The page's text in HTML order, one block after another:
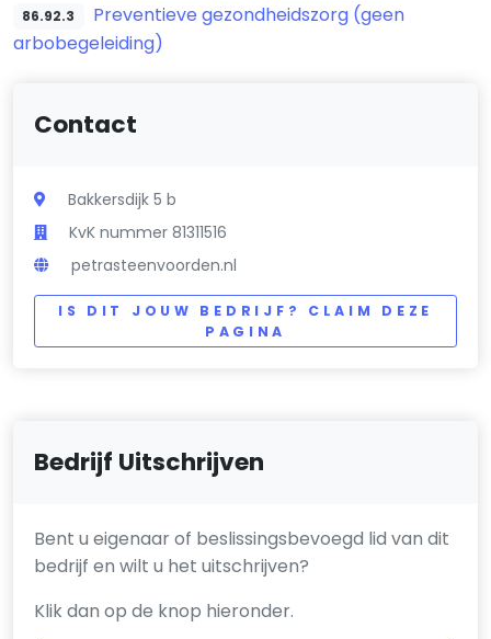
86.92.3
Preventieve gezondheidszorg (geen
arbobegeleiding)
Contact
Bakkersdijk 5 b
KvK nummer 81311516
petrasteenvoorden.nl
IS DIT JOUW BEDRIJF? CLAIM DEZE
PAGINA
Bedrijf Uitschrijven
Bent u eigenaar of beslissingsbevoegd lid van dit
bedrijf en wilt u het uitschrijven?
Klik dan op de knop hieronder.